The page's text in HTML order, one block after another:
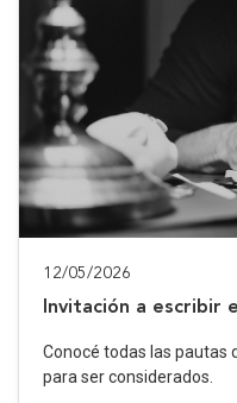
12/05/2026
Invitación a escribir
Conocé todas las pautas
para ser considerados.